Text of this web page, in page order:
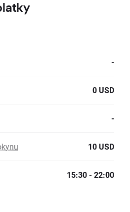
-
0 USD
-
10 USD
15:30 - 22:00